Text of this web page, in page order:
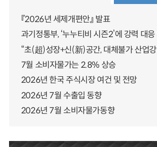
『2026년 세제개편안』 발표
과기정통부, ‘누누티비 시즌2’에 강력 대
“초(超)성장+신(新)공간, 대체불가 산업
7월 소비자물가는 2.8% 상승
2026년 한국 주식시장 여건 및 전망
2026년 7월 수출입 동향
2026년 7월 소비자물가동향